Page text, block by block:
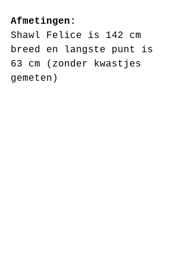
Afmetingen:
Shawl Felice is 142 cm
breed en langste punt is
63 cm (zonder kwastjes
gemeten)